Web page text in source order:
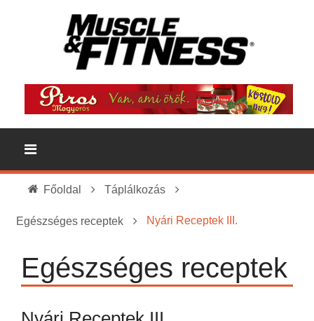
Főoldal Táplálkozás
Egészséges receptek Nyári Receptek III.
Egészséges receptek